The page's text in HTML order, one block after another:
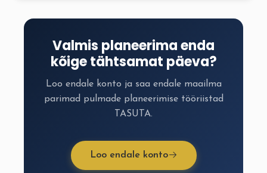
Valmis planeerima enda
kõige tähtsamat päeva?
Loo endale konto ja saa endale maailma
parimad pulmade planeerimise tööriistad
TASUTA.
Loo endale konto